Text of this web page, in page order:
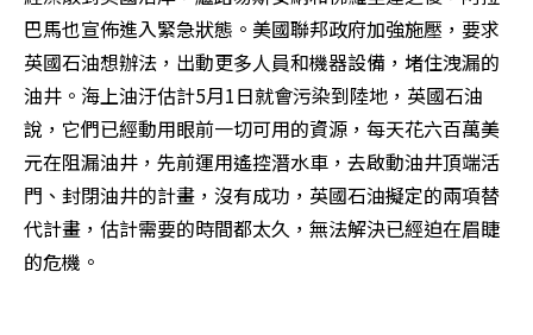
巴馬也宣佈進入緊急狀態。美國聯邦政府加強施壓，要求
英國石油想辦法，出動更多人員和機器設備，堵住洩漏的
油井。海上油汙估計5月1日就會污染到陸地，英國石油
說，它們已經動用眼前一切可用的資源，每天花六百萬美
元在阻漏油井，先前運用遙控潛水車，去啟動油井頂端活
門、封閉油井的計畫，沒有成功，英國石油擬定的兩項替
代計畫，估計需要的時間都太久，無法解決已經迫在眉睫
的危機。